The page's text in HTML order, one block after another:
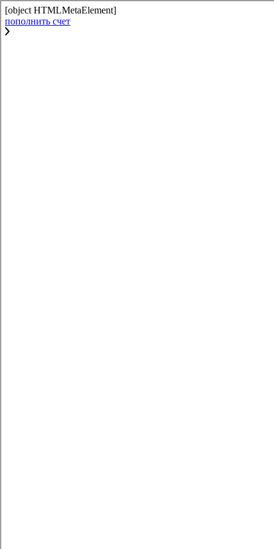
[object HTMLMetaElement]
пополнить счет